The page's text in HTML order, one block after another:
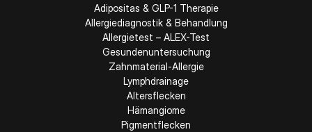
Adipositas & GLP-1 Therapie
Allergiediagnostik & Behandlung
Allergietest – ALEX-Test
Gesundenuntersuchung
Zahnmaterial-Allergie
Lymphdrainage
Altersflecken
Hämangiome
Pigmentflecken